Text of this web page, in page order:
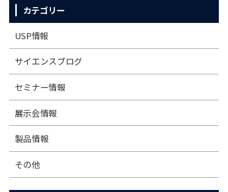
カテゴリー
USP情報
サイエンスブログ
セミナー情報
展⽰会情報
製品情報
その他